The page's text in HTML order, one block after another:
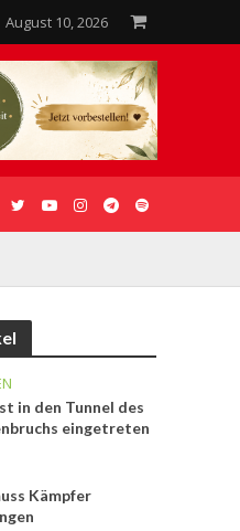
August 10, 2026
in den Tunnel des
eingetreten
Kämpfer